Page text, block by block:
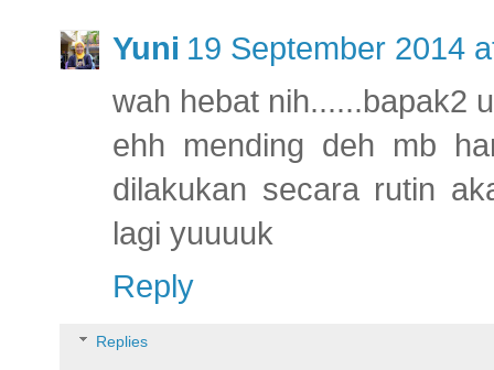
Yuni 19 September 2014
wah hebat nih......bapak2
ehh mending deh mb
dilakukan secara rutin
lagi yuuuuk
Reply
Replies